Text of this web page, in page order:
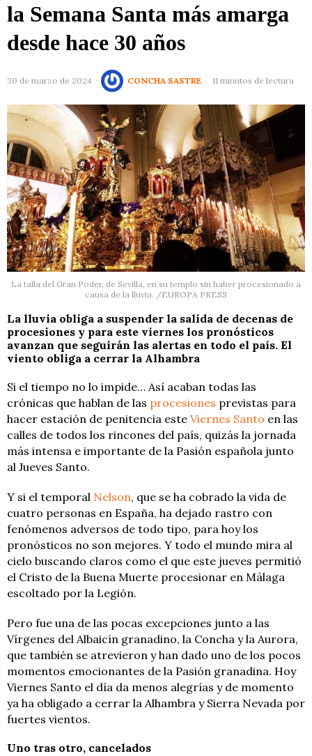
la Semana Santa más amarga
desde hace 30 años
30 de marzo de 2024 CONCHA SASTRE 11 minutos de lectura
La talla del Gran Poder, de Sevilla, en su templo sin haber procesionado a
causa de la lluvia. /EUROPA PRESS
La lluvia obliga a suspender la salida de decenas de
procesiones y para este viernes los pronósticos
avanzan que seguirán las alertas en todo el país. El
viento obliga a cerrar la Alhambra
Si el tiempo no lo impide… Así acaban todas las
crónicas que hablan de las procesiones previstas para
hacer estación de penitencia este Viernes Santo en las
calles de todos los rincones del país, quizás la jornada
más intensa e importante de la Pasión española junto
al Jueves Santo.
Y si el temporal Nelson, que se ha cobrado la vida de
cuatro personas en España, ha dejado rastro con
fenómenos adversos de todo tipo, para hoy los
pronósticos no son mejores. Y todo el mundo mira al
cielo buscando claros como el que este jueves permitió
el Cristo de la Buena Muerte procesionar en Málaga
escoltado por la Legión.
Pero fue una de las pocas excepciones junto a las
Vírgenes del Albaicín granadino, la Concha y la Aurora,
que también se atrevieron y han dado uno de los pocos
momentos emocionantes de la Pasión granadina. Hoy
Viernes Santo el día da menos alegrías y de momento
ya ha obligado a cerrar la Alhambra y Sierra Nevada por
fuertes vientos.
Uno tras otro, cancelados